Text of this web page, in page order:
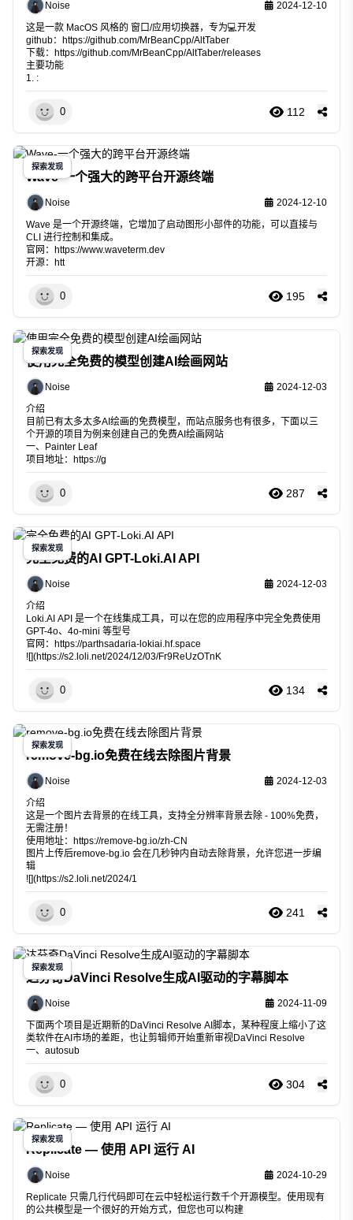
Noise
2024-12-10
这是一款 MacOS 风格的 窗口/应用切换器，专为💻️开发
github： https://github.com/MrBeanCpp/AltTaber
下载： https://github.com/MrBeanCpp/AltTaber/releases
主要功能
1. :
0 112
探索发现
Wave-一个强大的跨平台开源终端
Noise
2024-12-10
Wave 是一个开源终端，它增加了启动图形小部件的功能，可以直接与
CLI 进行控制和集成。
官网： https://www.waveterm.dev
开源：htt
0 195
探索发现
使用完全免费的模型创建AI绘画网站
Noise
2024-12-03
介绍
目前已有太多太多AI绘画的免费模型，而站点服务也有很多，下面以三
个开源的项目为例来创建自己的免费AI绘画网站
一、Painter Leaf
项目地址： https://g
0 287
探索发现
完全免费的AI GPT-Loki.AI API
Noise
2024-12-03
介绍
Loki.AI API 是一个在线集成工具，可以在您的应用程序中完全免费使用
GPT-4o、4o-mini 等型号
官网： https://parthsadaria-lokiai.hf.space
![](https://s2.loli.net/2024/12/03/Fr9ReUzOTnK
0 134
探索发现
remove-bg.io免费在线去除图片背景
Noise
2024-12-03
介绍
这是一个图片去背景的在线工具，支持全分辨率背景去除 - 100%免费，
无需注册！
使用地址： https://remove-bg.io/zh-CN
图片上传后remove-bg.io 会在几秒钟内自动去除背景，允许您进一步编
辑
![](https://s2.loli.net/2024/1
0 241
探索发现
达芬奇DaVinci Resolve生成AI驱动的字幕脚本
Noise
2024-11-09
下面两个项目是近期新的DaVinci Resolve AI脚本，某种程度上缩小了这
类软件在AI市场的差距，也让剪辑师开始重新审视DaVinci Resolve
一、autosub
0 304
探索发现
Replicate — 使用 API 运行 AI
Noise
2024-10-29
Replicate 只需几行代码即可在云中轻松运行数千个开源模型。使用现有
的公共模型是一个很好的开始方式，但您也可以构建